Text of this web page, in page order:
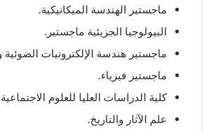
ماجستير الهندسة الميكانيكية.
البيولوجيا الجزيئية ماجستير.
ماجستير هندسة الإلكترونيات الضوئية
ماجستير فيزياء.
كلية الدراسات العليا للعلوم الاجتماعية
علم الآثار والتاريخ.